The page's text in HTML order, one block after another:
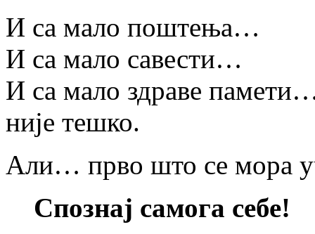
И са мало поштења…
И са мало савести…
И са мало здраве
није тешко.
Али… прво што се мора
Спознај самога себе!